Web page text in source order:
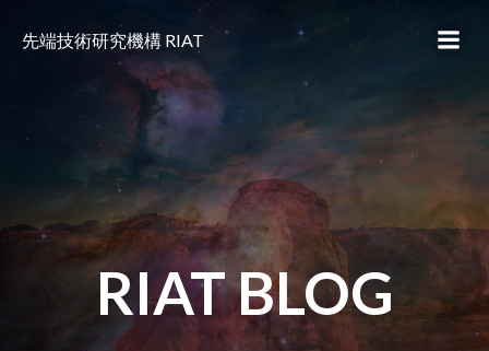
ス
キ
ッ
プ
先端技術研究機構 RIAT
RIAT BLOG